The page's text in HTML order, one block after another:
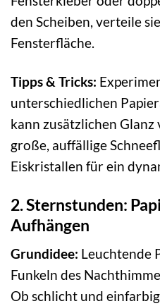
den Scheiben, verteile
Fensterfläche.
Tipps & Tricks:
unterschiedlichen
kann zusätzlichen
große, auffällige
Eiskristallen für ein
2. Sternstunden:
Aufhängen
Grundidee: Leuchtende
Funkeln des
Ob schlicht und